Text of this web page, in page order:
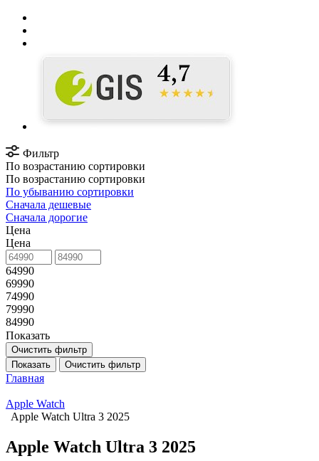
Фильтр
По возрастанию сортировки
По возрастанию сортировки
По убыванию сортировки
Сначала дешевые
Сначала дорогие
Цена
Цена
64990
69990
74990
79990
84990
Показать
Очистить фильтр
Показать
Очистить фильтр
Главная
Apple Watch
Apple Watch Ultra 3 2025
Apple Watch Ultra 3 2025